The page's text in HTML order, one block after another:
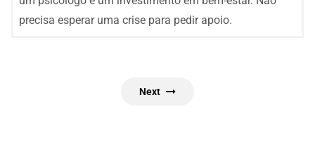
precisa esperar uma crise para pedir apoio.
Next